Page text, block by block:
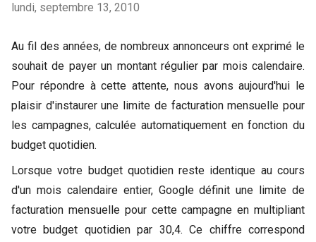
lundi, septembre 13, 2010
Au fil des années, de nombreux annonceurs ont exprimé le
souhait de payer un montant régulier par mois calendaire.
Pour répondre à cette attente, nous avons aujourd'hui le
plaisir d'instaurer une limite de facturation mensuelle pour
les campagnes, calculée automatiquement en fonction du
budget quotidien.
Lorsque votre budget quotidien reste identique au cours
d'un mois calendaire entier, Google définit une limite de
facturation mensuelle pour cette campagne en multipliant
votre budget quotidien par 30,4. Ce chiffre correspond